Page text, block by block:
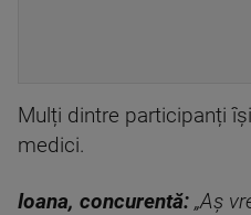
Mulți dintre participanți
medici.
Ioana, concurentă: „Aș